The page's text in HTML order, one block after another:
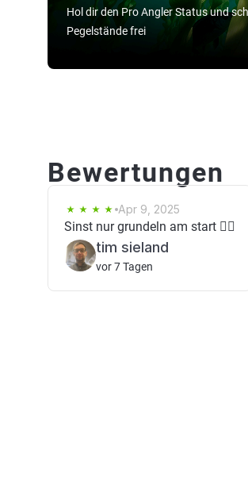
Hol dir den Pro Angler Status und
Pegelstände frei
Bewertungen
Apr 9, 2025
Sinst nur grundeln am start 🤷‍♂️
tim sieland
vor 7 Tagen